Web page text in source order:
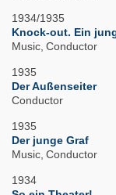
1934/1935
Knock-out. Ein
Music Conductor
1935
Der Außenseiter
Conductor
1935
Der junge Graf
Music Conductor
1934